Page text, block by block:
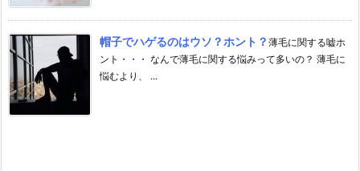
帽子でハゲるのはウソ？ホント？ 薄毛に関する嘘ホ
ント・・・ なんで薄毛に関する悩みって多いの？ 薄毛に
悩むより、 ...